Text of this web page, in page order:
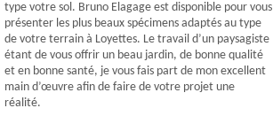
type votre sol. Bruno Elagage est disponible pour vous
présenter les plus beaux spécimens adaptés au type
de votre terrain à Loyettes. Le travail d’un paysagiste
étant de vous offrir un beau jardin, de bonne qualité
et en bonne santé, je vous fais part de mon excellent
main d’œuvre afin de faire de votre projet une
réalité.